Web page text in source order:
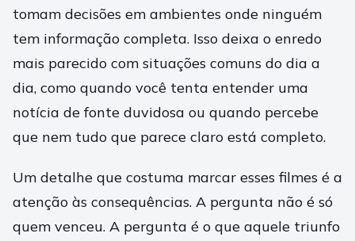
tomam decisões em ambientes onde ninguém
tem informação completa. Isso deixa o enredo
mais parecido com situações comuns do dia a
dia, como quando você tenta entender uma
notícia de fonte duvidosa ou quando percebe
que nem tudo que parece claro está completo.
Um detalhe que costuma marcar esses filmes é a
atenção às consequências. A pergunta não é só
quem venceu. A pergunta é o que aquele triunfo